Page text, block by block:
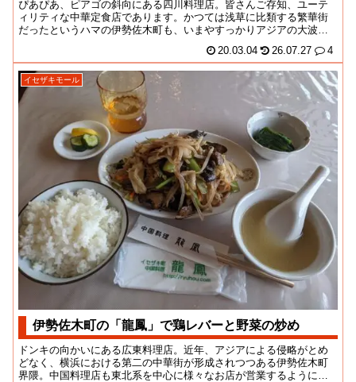
ぴあぴあ、ピアゴの斜向にある四川料理店。皆さんご存知、ユーテ
ィリティな中華定食店であります。かつては浅草に比類する繁華街
だったというハマの伊勢佐木町も、いまやすっかりアジアの大波に
20.03.04 26.07.27 4
イセザキモール
伊勢佐木町の「龍鳳」で鶏レバーと野菜の炒め
ドンキの向かいにある広東料理店。近年、アジアによる侵略がとめ
どなく、横浜における第二の中華街が形成されつつある伊勢佐木町
界隈。中国料理店も東北系を中心に様々なお店が営業するようにな